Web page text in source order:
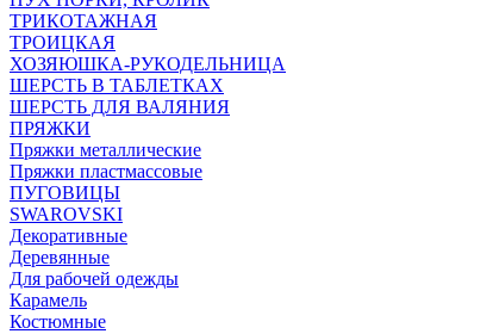
ТРИКОТАЖНАЯ
ТРОИЦКАЯ
ХОЗЯЮШКА-РУКОДЕЛЬНИЦА
ШЕРСТЬ В ТАБЛЕТКАХ
ШЕРСТЬ ДЛЯ ВАЛЯНИЯ
ПРЯЖКИ
Пряжки металлические
Пряжки пластмассовые
ПУГОВИЦЫ
SWAROVSKI
Декоративные
Деревянные
Для рабочей одежды
Карамель
Костюмные